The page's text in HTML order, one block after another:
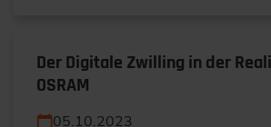
Der Digitale Zwilling in der
OSRAM
05.10.2023